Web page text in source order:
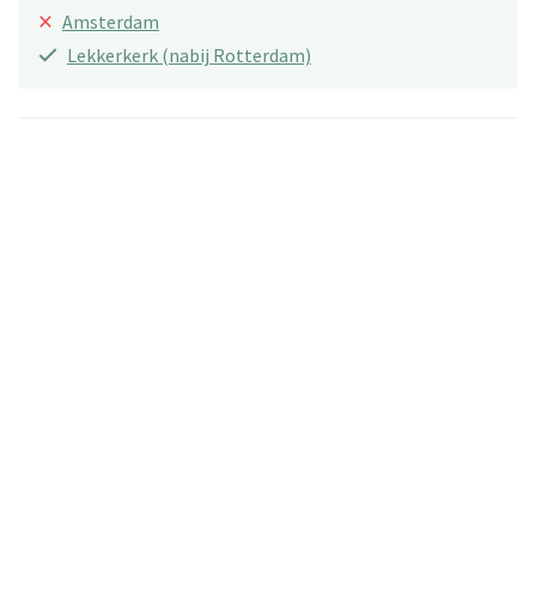
× Amsterdam
Lekkerkerk (nabij Rotterdam)